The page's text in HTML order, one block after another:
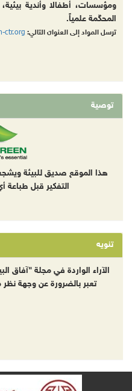
ومؤسسات، أطفالا وأندية
المحكّمة علمياً.
ترسل المواد إلى العنوان التالي: ctr.org
توصية
هذا الموقع صديق للبيئة
التفكير قبل طباعة
تنويه
الآراء الواردة في مجلة "آفاق
تعبر بالضرورة عن وجهة